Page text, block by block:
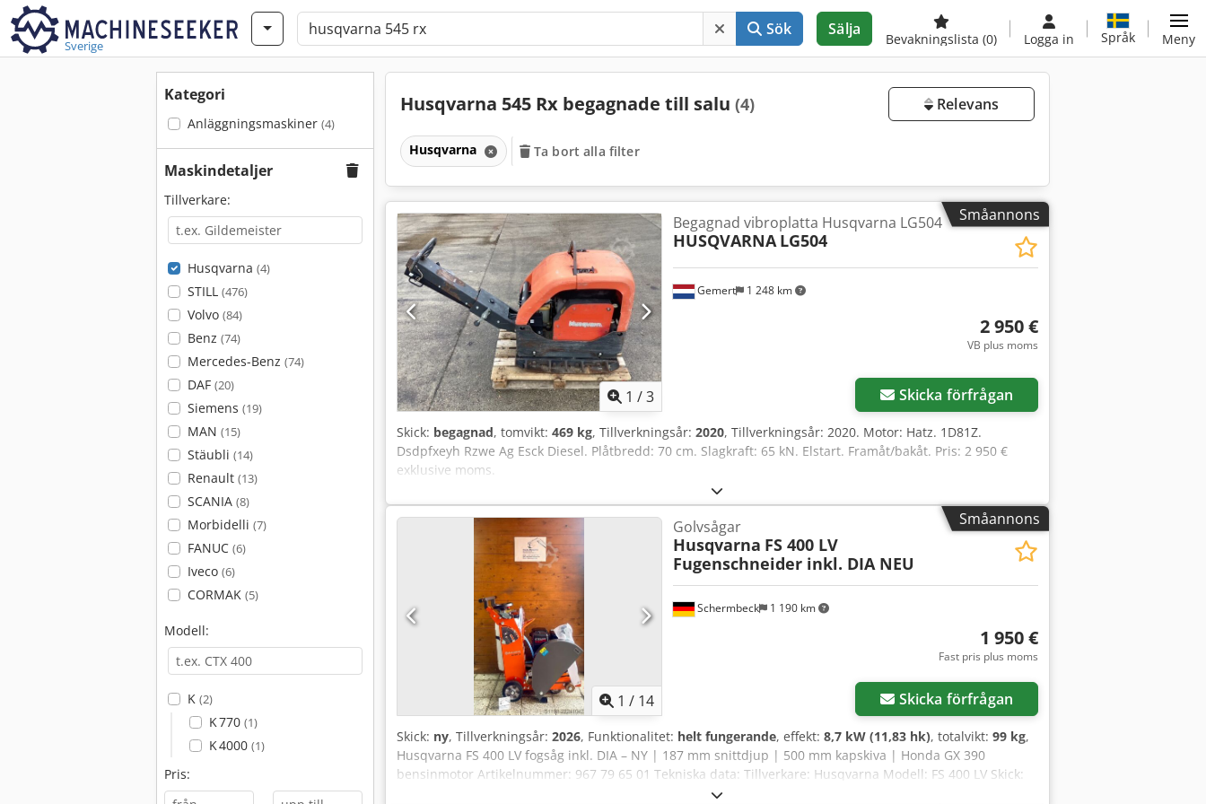
Sverige
Sök Sälja
Bevakningslista (0) Logga in Språk Meny
Kategori
Anläggningsmaskiner (4)
Maskindetaljer
Tillverkare:
Husqvarna (4)
STILL (476)
Volvo (84)
Benz (74)
Mercedes-Benz (74)
DAF (20)
Siemens (19)
MAN (15)
Stäubli (14)
Renault (13)
SCANIA (8)
Morbidelli (7)
FANUC (6)
Iveco (6)
CORMAK (5)
Modell:
K (2)
K 770 (1)
K 4000 (1)
Pris:
Husqvarna 545 Rx begagnade till salu (4) Relevans
Husqvarna Ta bort alla filter
Småannons
1 /3
Gemert 1 248 km
Begagnad vibroplatta Husqvarna LG504
HUSQVARNA LG504
2 950 €
VB plus moms
Skicka förfrågan
Skick: begagnad, tomvikt: 469 kg, Tillverkningsår: 2020, Tillverkningsår: 2020. Motor: Hatz. 1D81Z.
Dsdpfxeyh Rzwe Ag Esck Diesel. Plåtbredd: 70 cm. Slagkraft: 65 kN. Elstart. Framåt/bakåt. Pris: 2 950 €
exklusive moms.
Småannons
1 / 14
Schermbeck 1 190 km
Golvsågar
Husqvarna FS 400 LV
Fugenschneider inkl. DIA NEU
1 950 €
Fast pris plus moms
Skicka förfrågan
Skick: ny, Tillverkningsår: 2026, Funktionalitet: helt fungerande, effekt: 8,7 kW (11,83 hk), totalvikt: 99 kg,
Husqvarna FS 400 LV fogsåg inkl. DIA – NY | 187 mm snittdjup | 500 mm kapskiva | Honda GX 390
bensinmotor Artikelnummer: 967 79 65 01 Tekniska data: Tillverkare: Husqvarna Modell: FS 400 LV Skick:
NY Driftsvikt: 99 kg Bladdiameter: 500 mm Axelhål: 25,4 mm Max. snittdjup: 187 mm Motor: Honda GX 390